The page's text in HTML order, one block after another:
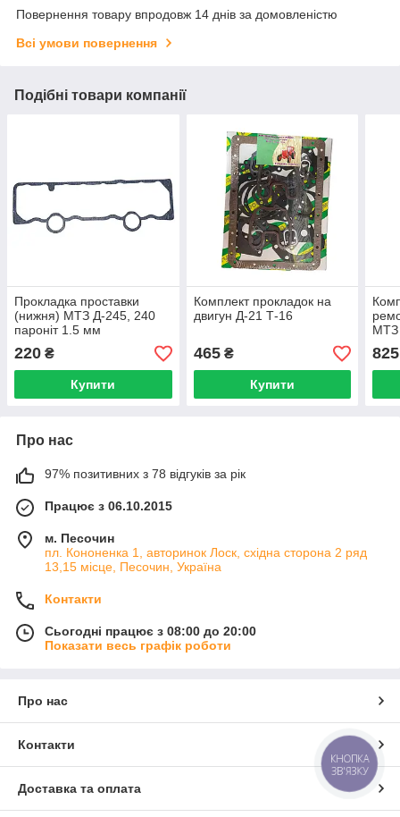
Повернення товару впродовж 14 днів за домовленістю
Всі умови повернення
Подібні товари компанії
Прокладка проставки
(нижня) МТЗ Д-245, 240
пароніт 1.5 мм
220 ₴
Купити
Комплект прокладок на
двигун Д-21 Т-16
465₴
Купити
МТЗ
825
Про нас
97% позитивних з 78 відгуків за рік
Працює з 06.10.2015
м. Песочин
пл. Кононенка 1, авторинок Лоск, східна сторона 2 ряд
13,15 місце, Песочин, Україна
Контакти
Сьогодні працює з 08:00 до 20:00
Показати весь графік роботи
Про нас
Контакти
Доставка та оплата
КНОПКА
ЗВ'ЯЗКУ